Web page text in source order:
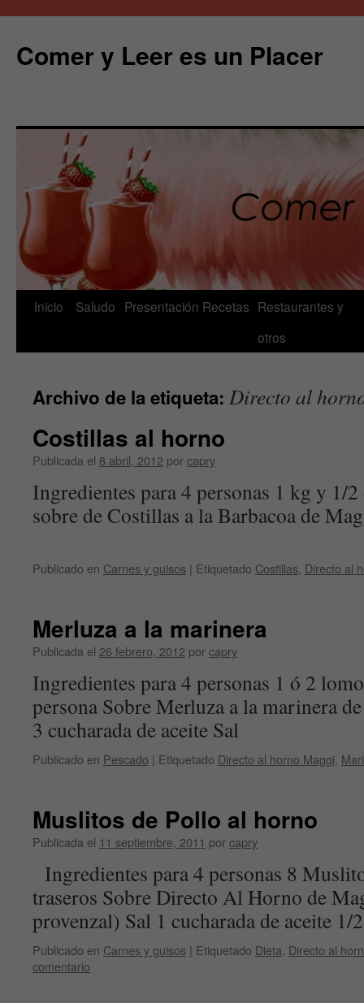
Comer y Leer es un Placer
Saltar
Inicio Saludo Presentación Recetas Restaurantes y
otros
Archivo de la etiqueta: Directo al
Costillas al horno
Publicada el 8 abril, 2012 porcapry
Ingredientes para 4 personas 1 kg y 1/
sobre de Costillas a la Barbacoa de
Publicado en Carnes y guisos | Etiquetado Costillas Directo al
Merluza a la marinera
Publicada el 26 febrero, 2012 porcapry
Ingredientes para 4 personas 1 ó 2
persona Sobre Merluza a la marinera
3 cucharada de aceite Sal
Publicado en Pescado | Etiquetado Directo al horno Maggi
Muslitos de Pollo al horno
Publicada el 11 septiembre, 2011 porcapry
Ingredientes para 4 personas 8
traseros Sobre Directo Al Horno de
provenzal) Sal 1 cucharada de aceite 1/
Publicado en Carnes y guisos | Etiquetado Dieta Directo al
comentario